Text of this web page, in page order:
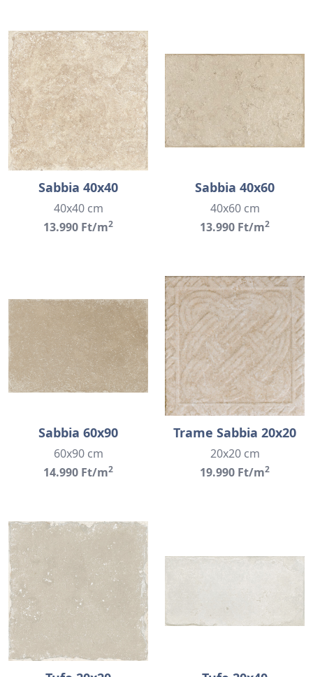
Sabbia 40x40
40x40 cm
13.990 Ft/m2
Sabbia 40x60
40x60 cm
13.990 Ft/m2
Sabbia 60x90
60x90 cm
14.990 Ft/m2
Trame Sabbia 20x20
20x20 cm
19.990 Ft/m2